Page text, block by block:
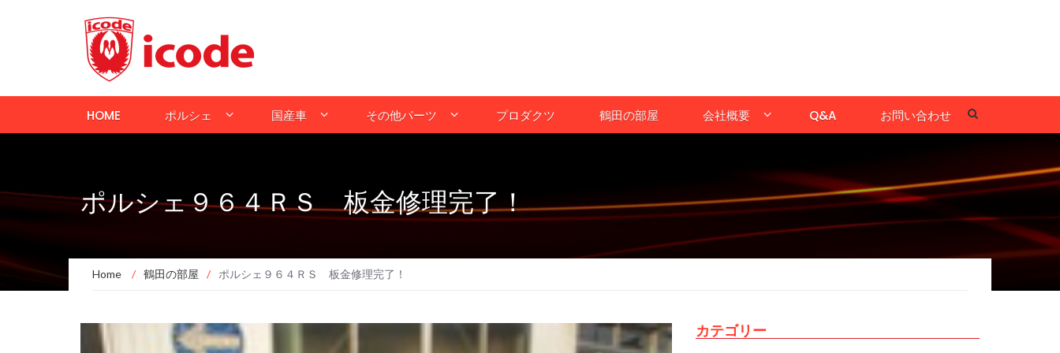
HOME ポルシェ 国産車 その他パーツ プロダクツ 鶴田の部屋 会社概要 Q&A お問い合わせ
ポルシェ９６４ＲＳ 板金修理完了！
Home / 鶴田の部屋 / ポルシェ９６４ＲＳ 板金修理完了！
カテゴリー